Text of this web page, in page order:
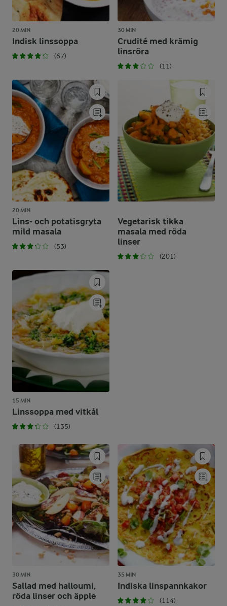
20 MIN
Indisk linssoppa
(67)
30 MIN
Crudité med krämig
linsröra
(11)
20 MIN
Lins- och potatisgryta
mild masala
(53)
Vegetarisk tikka
masala med röda
linser
(201)
15 MIN
Linssoppa med vitkål
(135)
30 MIN
Sallad med halloumi,
röda linser och äpple
35 MIN
Indiska linspannkakor
(114)